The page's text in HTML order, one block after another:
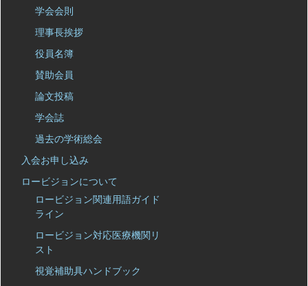
学会会則
理事長挨拶
役員名簿
賛助会員
論文投稿
学会誌
過去の学術総会
入会お申し込み
ロービジョンについて
ロービジョン関連用語ガイド
ライン
ロービジョン対応医療機関リ
スト
視覚補助具ハンドブック